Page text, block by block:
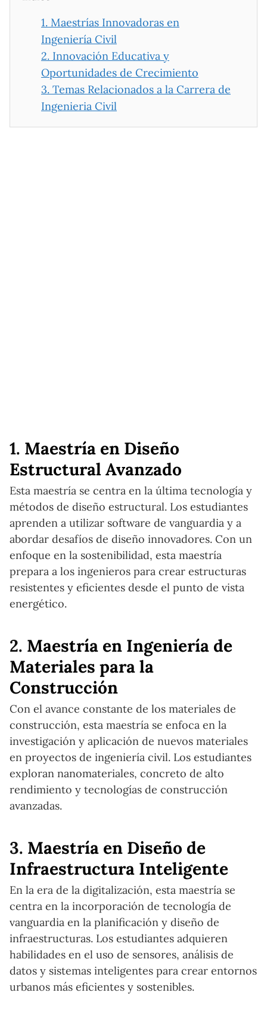
1. Maestrías Innovadoras en
Ingeniería Civil
2. Innovación Educativa y
Oportunidades de Crecimiento
3. Temas Relacionados a la Carrera de
Ingenieria Civil
1. Maestría en Diseño
Estructural Avanzado
Esta maestría se centra en la última tecnología y
métodos de diseño estructural. Los estudiantes
aprenden a utilizar software de vanguardia y a
abordar desafíos de diseño innovadores. Con un
enfoque en la sostenibilidad, esta maestría
prepara a los ingenieros para crear estructuras
resistentes y eficientes desde el punto de vista
energético.
2. Maestría en Ingeniería de
Materiales para la
Construcción
Con el avance constante de los materiales de
construcción, esta maestría se enfoca en la
investigación y aplicación de nuevos materiales
en proyectos de ingeniería civil. Los estudiantes
exploran nanomateriales, concreto de alto
rendimiento y tecnologías de construcción
avanzadas.
3. Maestría en Diseño de
Infraestructura Inteligente
En la era de la digitalización, esta maestría se
centra en la incorporación de tecnología de
vanguardia en la planificación y diseño de
infraestructuras. Los estudiantes adquieren
habilidades en el uso de sensores, análisis de
datos y sistemas inteligentes para crear entornos
urbanos más eficientes y sostenibles.